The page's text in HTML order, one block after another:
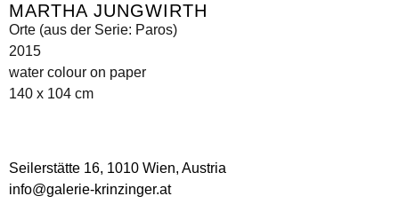
MARTHA JUNGWIRTH
Orte (aus der Serie: Paros)
2015
water colour on paper
140 x 104 cm
Seilerstätte 16, 1010 Wien, Austria
info@galerie-krinzinger.at